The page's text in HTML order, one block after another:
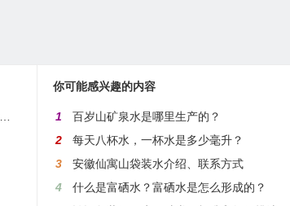
你可能感兴趣的内容
1
百岁山矿泉水是哪里生产的？
2
每天八杯水，一杯水是多少毫升？
3
安徽仙寓山袋装水介绍、联系方式
4
什么是富硒水？富硒水是怎么形成的？